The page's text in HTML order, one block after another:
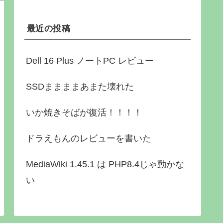
最近の投稿
Dell 16 Plus ノートPC レビュー
SSDままままあまた壊れた
いか焼きそばが復活！！！！
ドラえもんのレビューを書いた
MediaWiki 1.45.1 は PHP8.4じゃ動かな
い